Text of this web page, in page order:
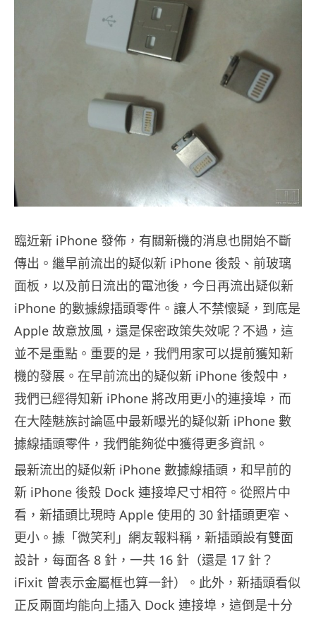
臨近新 iPhone 發佈，有關新機的消息也開始不斷
傳出。繼早前流出的疑似新 iPhone 後殼、前玻璃
面板，以及前日流出的電池後，今日再流出疑似新
iPhone 的數據線插頭零件。讓人不禁懷疑，到底是
Apple 故意放風，還是保密政策失效呢？不過，這
並不是重點。重要的是，我們用家可以提前獲知新
機的發展。在早前流出的疑似新 iPhone 後殼中，
我們已經得知新 iPhone 將改用更小的連接埠，而
在大陸魅族討論區中最新曝光的疑似新 iPhone 數
據線插頭零件，我們能夠從中獲得更多資訊。
最新流出的疑似新 iPhone 數據線插頭，和早前的
新 iPhone 後殼 Dock 連接埠尺寸相符。從照片中
看，新插頭比現時 Apple 使用的 30 針插頭更窄、
更小。據「微笑利」網友報料稱，新插頭設有雙面
設計，每面各 8 針，一共 16 針（還是 17 針？
iFixit 曾表示金屬框也算一針）。此外，新插頭看似
正反兩面均能向上插入 Dock 連接埠，這倒是十分